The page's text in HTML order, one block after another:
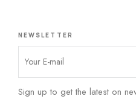
NEWSLETTER
Sign up to get the latest on